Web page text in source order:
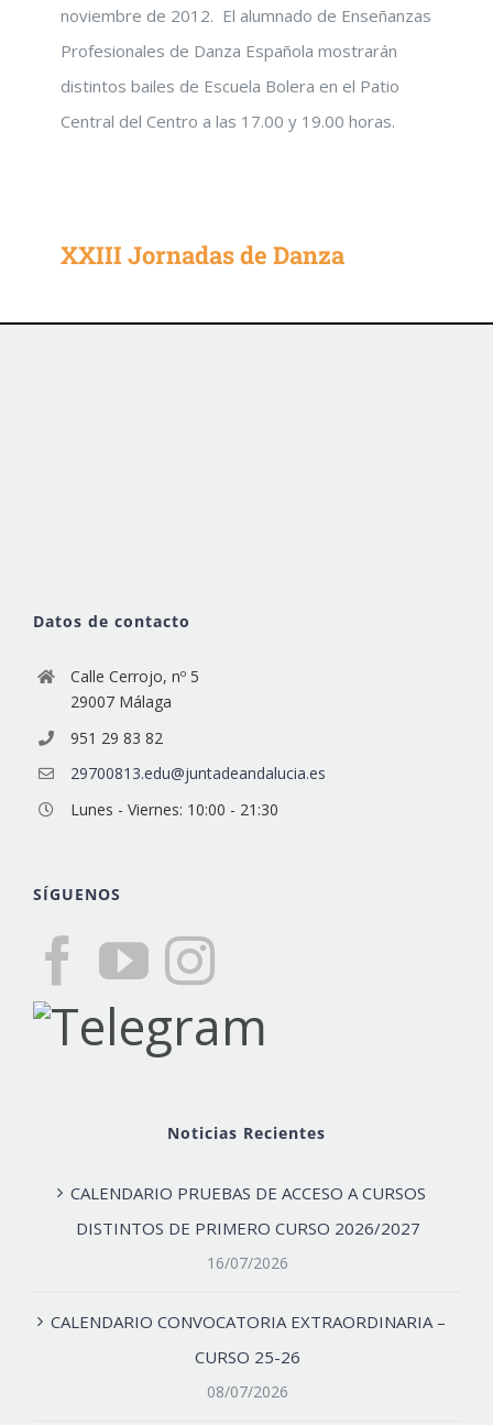
noviembre de 2012. El alumnado de Enseñanzas
Profesionales de Danza Española mostrarán
distintos bailes de Escuela Bolera en el Patio
Central del Centro a las 17.00 y 19.00 horas.
XXIII Jornadas de Danza
Datos de contacto
Calle Cerrojo, nº 5
29007 Málaga
951 29 83 82
29700813.edu@juntadeandalucia.es
Lunes - Viernes: 10:00 - 21:30
SÍGUENOS
Noticias Recientes
CALENDARIO PRUEBAS DE ACCESO A CURSOS
DISTINTOS DE PRIMERO CURSO 2026/2027
16/07/2026
CALENDARIO CONVOCATORIA EXTRAORDINARIA –
CURSO 25-26
08/07/2026